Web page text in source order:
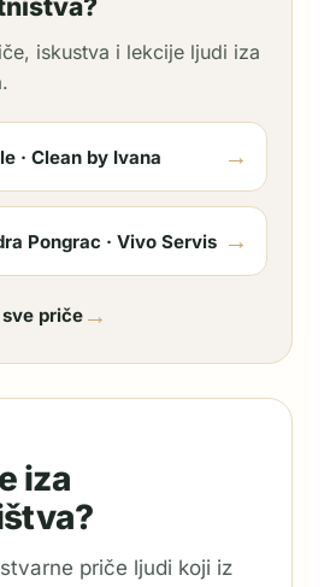
iskustva i lekcije ljudi iza
· Clean by Ivana →
Pongrac · Vivo Servis →
priče →
iza
priče ljudi koji iz